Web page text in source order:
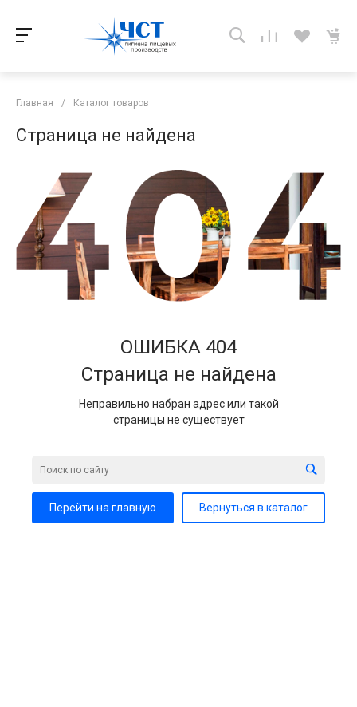
Главная / Каталог товаров
Страница не найдена
ОШИБКА 404
Страница не найдена
Неправильно набран адрес или такой
страницы не существует
Перейти на главную Вернуться в каталог